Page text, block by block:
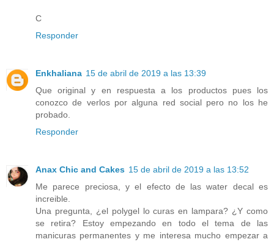
C
Responder
Enkhaliana 15 de abril de 2019 a las 13:39
Que original y en respuesta a los productos pues los
conozco de verlos por alguna red social pero no los he
probado.
Responder
Anax Chic and Cakes 15 de abril de 2019 a las 13:52
Me parece preciosa, y el efecto de las water decal es
increible.
Una pregunta, ¿el polygel lo curas en lampara? ¿Y como
se retira? Estoy empezando en todo el tema de las
manicuras permanentes y me interesa mucho empezar a